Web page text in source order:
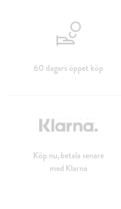
60 dagars öppet köp
Köp nu, betala senare
med Klarna